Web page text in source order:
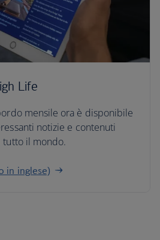
Life
mensile ora è disponibile
notizie e contenuti
tutto il mondo.
in inglese)